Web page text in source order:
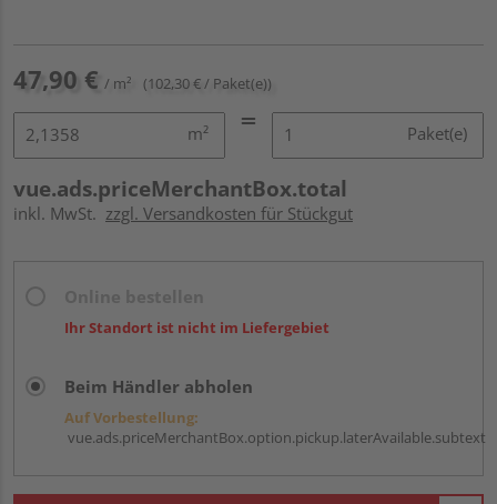
47,90 € / m² (102,30 € / Paket(e))
m² Paket(e)
vue.ads.priceMerchantBox.total
inkl. MwSt. zzgl. Versandkosten für Stückgut
Ihr Standort ist nicht im Liefergebiet
Beim Händler abholen
Auf Vorbestellung:
vue.ads.priceMerchantBox.option.pickup.laterAvailable.subtext